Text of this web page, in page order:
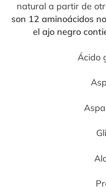
natural a partir de
son 12 aminoácidos
el ajo negro
Ácido